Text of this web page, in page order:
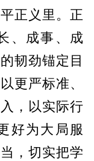
正义里。正
、成事、成
韧劲锚定目
更严标准、
，以实际行
好为大局服
，切实把学